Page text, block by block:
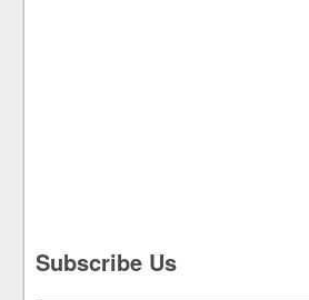
Subscribe Us